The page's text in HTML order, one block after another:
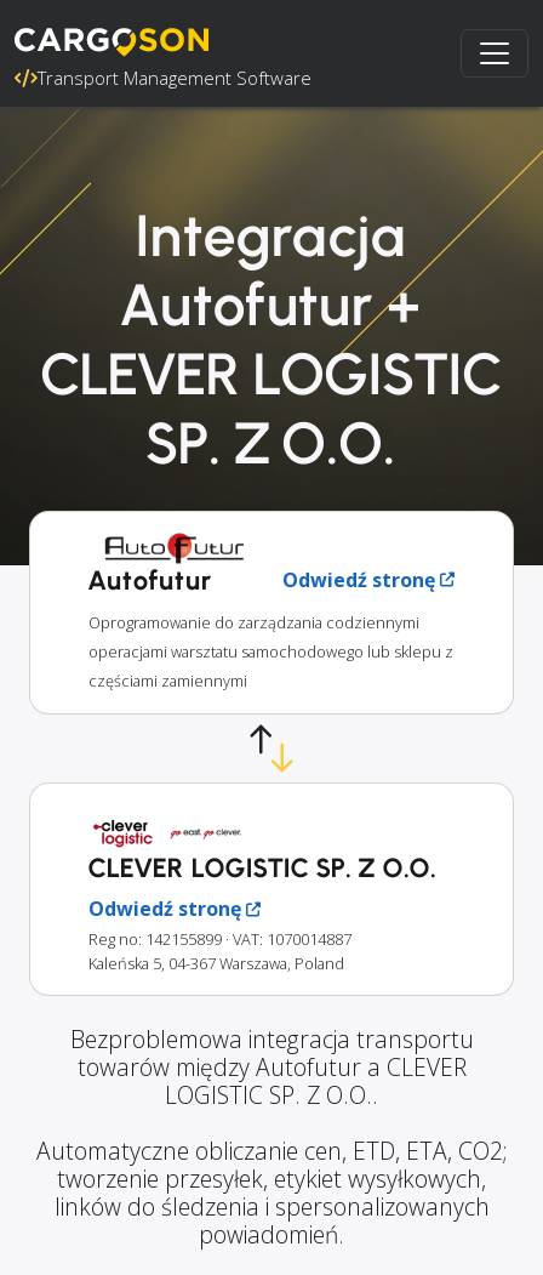
Transport Management Software
Integracja
Autofutur +
CLEVER LOGISTIC
SP. Z O.O.
Autofutur Odwiedź stronę
Oprogramowanie do zarządzania codziennymi
operacjami warsztatu samochodowego lub sklepu z
częściami zamiennymi
CLEVER LOGISTIC SP. Z O.O.
Odwiedź stronę
Reg no: 142155899 · VAT: 1070014887
Kaleńska 5, 04-367 Warszawa, Poland
Bezproblemowa integracja transportu
towarów między Autofutur a CLEVER
LOGISTIC SP. Z O.O..
Automatyczne obliczanie cen, ETD, ETA, CO2;
tworzenie przesyłek, etykiet wysyłkowych,
linków do śledzenia i spersonalizowanych
powiadomień.